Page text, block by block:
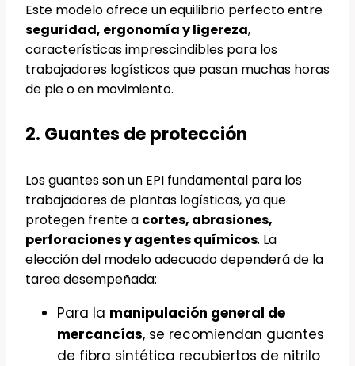
Este modelo ofrece un equilibrio perfecto entre
seguridad, ergonomía y ligereza,
características imprescindibles para los
trabajadores logísticos que pasan muchas horas
de pie o en movimiento.
2. Guantes de protección
Los guantes son un EPI fundamental para los
trabajadores de plantas logísticas, ya que
protegen frente a cortes, abrasiones,
perforaciones y agentes químicos. La
elección del modelo adecuado dependerá de la
tarea desempeñada:
Para la manipulación general de
mercancías, se recomiendan guantes
de fibra sintética recubiertos de nitrilo